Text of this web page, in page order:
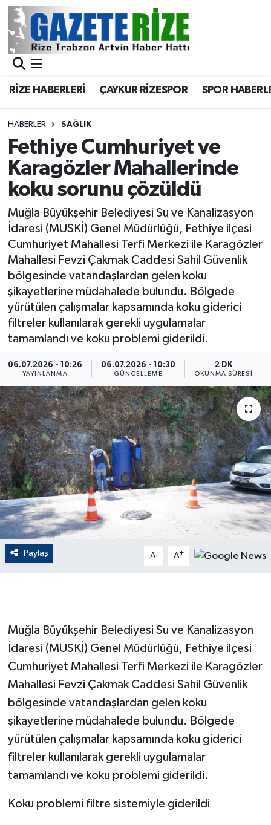
RİZE HABERLERİ ÇAYKUR RİZESPOR SPOR
HABERLER SAĞLIK
Fethiye Cumhuriyet ve
Karagözler Mahallerinde
koku sorunu çözüldü
Muğla Büyükşehir Belediyesi Su ve Kanalizasyon
İdaresi (MUSKİ) Genel Müdürlüğü, Fethiye ilçesi
Cumhuriyet Mahallesi Terfi Merkezi ile Karagözler
Mahallesi Fevzi Çakmak Caddesi Sahil Güvenlik
bölgesinde vatandaşlardan gelen koku
şikayetlerine müdahalede bulundu. Bölgede
yürütülen çalışmalar kapsamında koku giderici
filtreler kullanılarak gerekli uygulamalar
tamamlandı ve koku problemi giderildi.
06.07.2026 - 10:26
YAYINLANMA
06.07.2026 - 10:30
GÜNCELLEME
2 DK
OKUNMA SÜRESI
Paylaş A- A+
Muğla Büyükşehir Belediyesi Su ve Kanalizasyon
İdaresi (MUSKİ) Genel Müdürlüğü, Fethiye ilçesi
Cumhuriyet Mahallesi Terfi Merkezi ile Karagözler
Mahallesi Fevzi Çakmak Caddesi Sahil Güvenlik
bölgesinde vatandaşlardan gelen koku
şikayetlerine müdahalede bulundu. Bölgede
yürütülen çalışmalar kapsamında koku giderici
filtreler kullanılarak gerekli uygulamalar
tamamlandı ve koku problemi giderildi.
Koku problemi filtre sistemiyle giderildi
BÖLGEMİZ
Asayiş
Rize Jandarma Komutanlığı
Bilim Teknoloji
Advertising news
Canlı Maç
ÇEVRE
Dış Haberler
EĞİTİM
EKONOMİ
English News
Finans
Flaş Haber
Gayrimenkul
Güvenlik
HABERDE İNSAN
İş Dünyası
Jandarma
Merkez Nöbetçi Eczaneler
Merkez Trafik Yoğunluk Haritası
Süper Lig Puan Durumu ve Fikstür
Tüm Manşetler
Son Dakika Haberleri
Haber Arşivi